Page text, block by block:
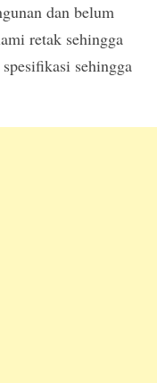
dan belum
retak sehingga
sehingga